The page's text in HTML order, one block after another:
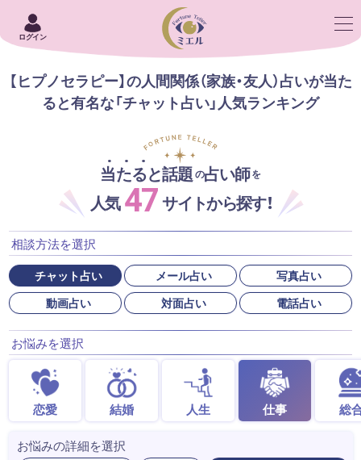
ログイン
【ヒプノセラピー】の人間関係（家族・友人）占いが当た
ると有名な「チャット占い」人気ランキング
当たると話題の占い師を
人気47サイトから探す！
相談方法を選択
チャット占い メール占い
写真占い
動画占い
対面占い 電話占い
お悩みを選択
恋愛 結婚 人生 仕事 総
お悩みの詳細を選択